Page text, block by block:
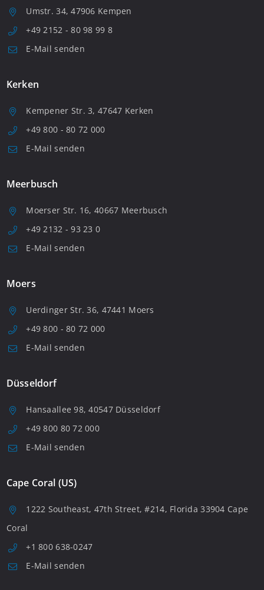
Umstr. 34, 47906 Kempen
+49 2152 - 80 98 99 8
E-Mail senden
Kerken
Kempener Str. 3, 47647 Kerken
+49 800 - 80 72 000
E-Mail senden
Meerbusch
Moerser Str. 16, 40667 Meerbusch
+49 2132 - 93 23 0
E-Mail senden
Moers
Uerdinger Str. 36, 47441 Moers
+49 800 - 80 72 000
E-Mail senden
Düsseldorf
Hansaallee 98, 40547 Düsseldorf
+49 800 80 72 000
E-Mail senden
Cape Coral (US)
1222 Southeast, 47th Street, #214, Florida 33904 Cape
Coral
+1 800 638-0247
E-Mail senden